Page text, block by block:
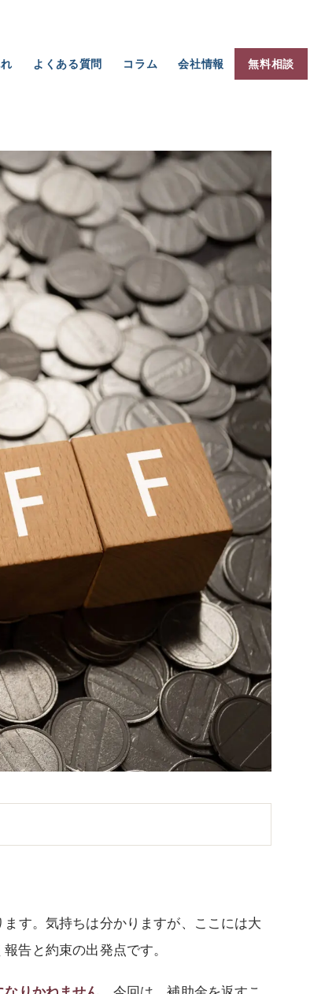
よくある質問 コラム 会社情報 無料相談
す。気持ちは分かりますが、ここには大
告と約束の出発点です。